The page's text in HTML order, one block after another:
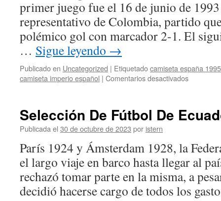
primer juego fue el 16 de junio de
representativo de Colombia, partido
polémico gol con marcador 2-1. El
… Sigue leyendo →
Publicado en Uncategorized | Etiquetadocamiseta españa 1995
camiseta imperio español | Comentarios desactivadosen
De
Selección De Fútbol De
Publicada el 30 de octubre de 2023 por istern
París 1924 y Ámsterdam 1928, la
el largo viaje en barco hasta llegar al
rechazó tomar parte en la misma, a
decidió hacerse cargo de todos los